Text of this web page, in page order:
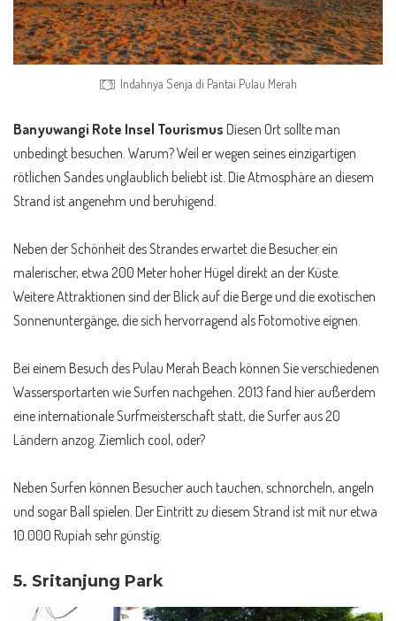
Indahnya Senja di Pantai Pulau Merah
Banyuwangi Rote Insel Tourismus Diesen Ort sollte man
unbedingt besuchen. Warum? Weil er wegen seines einzigartigen
rötlichen Sandes unglaublich beliebt ist. Die Atmosphäre an diesem
Strand ist angenehm und beruhigend.
Neben der Schönheit des Strandes erwartet die Besucher ein
malerischer, etwa 200 Meter hoher Hügel direkt an der Küste.
Weitere Attraktionen sind der Blick auf die Berge und die exotischen
Sonnenuntergänge, die sich hervorragend als Fotomotive eignen.
Bei einem Besuch desPulau Merah Beach können Sie verschiedenen
Wassersportarten wie Surfen nachgehen. 2013 fand hier außerdem
eine internationale Surfmeisterschaft statt, die Surfer aus 20
Ländern anzog. Ziemlich cool, oder?
Neben Surfen können Besucher auch tauchen, schnorcheln, angeln
und sogar Ball spielen. Der Eintritt zu diesem Strand ist mit nur etwa
10.000 Rupiah sehr günstig.
5. Sritanjung Park